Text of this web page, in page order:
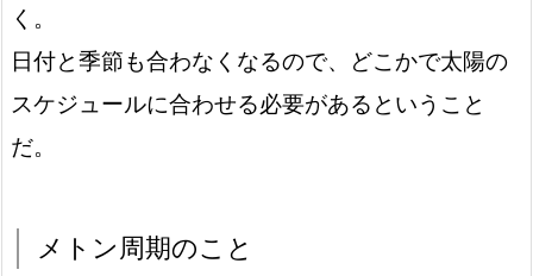
く。
日付と季節も合わなくなるので、どこかで太陽の
スケジュールに合わせる必要があるということ
だ。
メトン周期のこと